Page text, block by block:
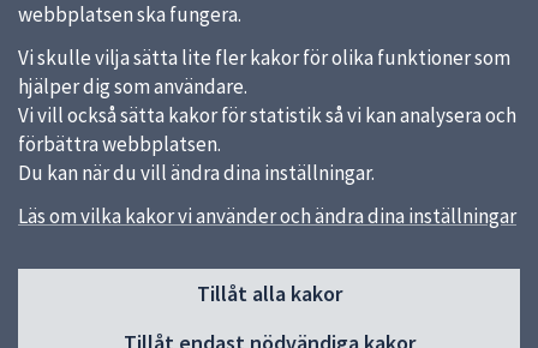
webbplatsen ska fungera.
Vi skulle vilja sätta lite fler kakor för olika funktioner som
hjälper dig som användare.
Vi vill också sätta kakor för statistik så vi kan analysera och
förbättra webbplatsen.
Du kan när du vill ändra dina inställningar.
Läs om vilka kakor vi använder och ändra dina inställningar
Tillåt alla kakor
Sidfot